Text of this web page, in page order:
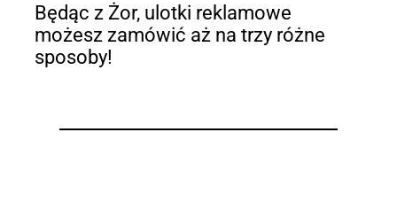
Będąc z Żor, ulotki reklamowe
możesz zamówić aż na trzy różne
sposoby!